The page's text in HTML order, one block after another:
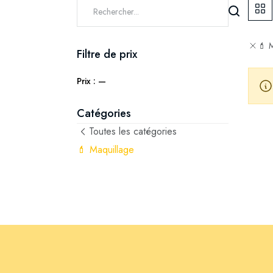
Filtre de prix
Prix : —
Catégories
Toutes les catégories
💄 Maquillage
💄